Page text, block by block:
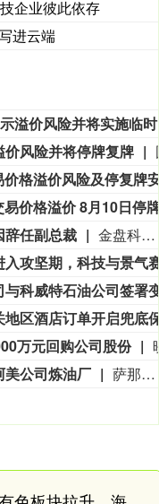
企业彼此依存
进云端
纳斯
风险并将停牌复牌
辞任副总裁
金盘科技8月9日公告，公司董事会于2026年8月7日收到副总裁吴清的辞职报告，吴清因个人原因申请辞去公司副总裁职务，辞职报告自送达公司董事会之日起生效，吴清仍在公司担任其他职务。
万元回购公司股份
美公司炼油厂 萨那消息：也门胡塞武装9日称，该组织使用无人机对位于沙特阿拉伯吉赞的沙特阿美公司炼油厂发动了“精准打击”。 胡塞武装发言人叶海亚·萨雷亚在声明中说，此次打击是为了回应不久前沙特无人机侵犯也门领空的行为。 沙特阿拉伯能源部9日早些时候在社交媒体上说，位于吉赞的沙特阿美公司炼油厂的一处设施当天凌晨发生火灾。该公司工业安全消防队已将火灾扑灭，事故未造成人员伤亡。(新华社)